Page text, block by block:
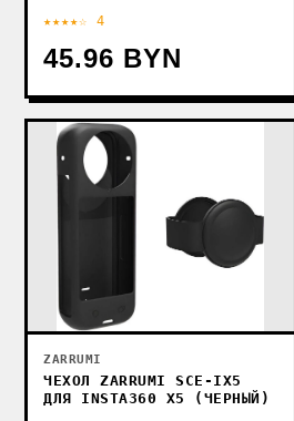
★★★★☆ 4
45.96 BYN
ZARRUMI
ЧЕХОЛ ZARRUMI SCE-IX5
ДЛЯ INSTA360 X5 (ЧЕРНЫЙ)